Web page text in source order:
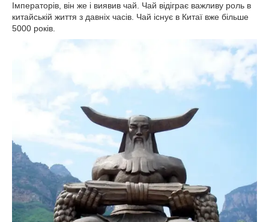
Імператорів, він же і виявив чай. Чай відіграє важливу роль в
китайській життя з давніх часів. Чай існує в Китаї вже більше
5000 років.